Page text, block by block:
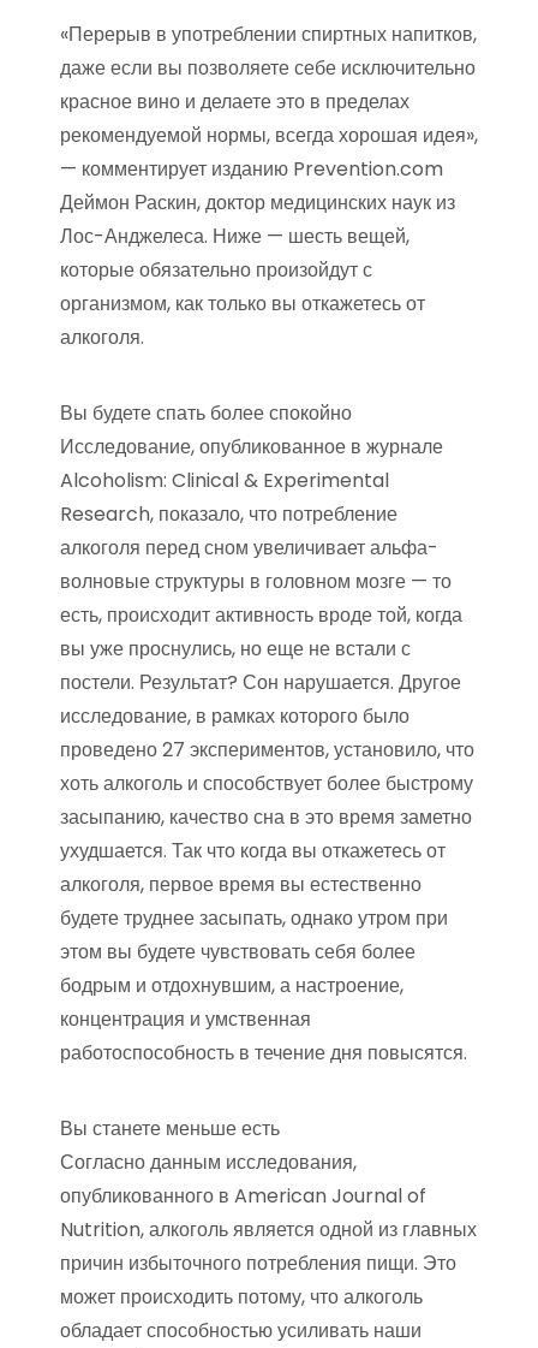
«Перерыв в употреблении спиртных напитков,
даже если вы позволяете себе исключительно
красное вино и делаете это в пределах
рекомендуемой нормы, всегда хорошая идея»,
— комментирует изданию Prevention.com
Деймон Раскин, доктор медицинских наук из
Лос-Анджелеса. Ниже — шесть вещей,
которые обязательно произойдут с
организмом, как только вы откажетесь от
алкоголя.
Вы будете спать более спокойно
Исследование, опубликованное в журнале
Alcoholism: Clinical & Experimental
Research, показало, что потребление
алкоголя перед сном увеличивает альфа-
волновые структуры в головном мозге — то
есть, происходит активность вроде той, когда
вы уже проснулись, но еще не встали с
постели. Результат? Сон нарушается. Другое
исследование, в рамках которого было
проведено 27 экспериментов, установило, что
хоть алкоголь и способствует более быстрому
засыпанию, качество сна в это время заметно
ухудшается. Так что когда вы откажетесь от
алкоголя, первое время вы естественно
будете труднее засыпать, однако утром при
этом вы будете чувствовать себя более
бодрым и отдохнувшим, а настроение,
концентрация и умственная
работоспособность в течение дня повысятся.
Вы станете меньше есть
Согласно данным исследования,
опубликованного в American Journal of
Nutrition, алкоголь является одной из главных
причин избыточного потребления пищи. Это
может происходить потому, что алкоголь
обладает способностью усиливать наши